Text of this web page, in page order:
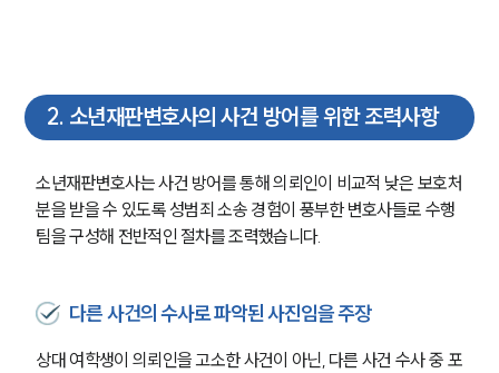
2. 소년재판변호사의 사건 방어를 위한 조력사항
소년재판변호사는 사건 방어를 통해 의뢰인이 비교적 낮은 보호처
분을 받을 수 있도록 성범죄 소송 경험이 풍부한 변호사들로 수행
팀을 구성해 전반적인 절차를 조력했습니다.
다른 사건의 수사로 파악된 사진임을 주장
상대 여학생이 의뢰인을 고소한 사건이 아닌, 다른 사건 수사 중 포